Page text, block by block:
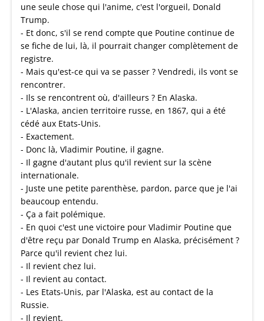
une seule chose qui l'anime, c'est l'orgueil, Donald
Trump.
- Et donc, s'il se rend compte que Poutine continue de
se fiche de lui, là, il pourrait changer complètement de
registre.
- Mais qu'est-ce qui va se passer ? Vendredi, ils vont se
rencontrer.
- Ils se rencontrent où, d'ailleurs ? En Alaska.
- L'Alaska, ancien territoire russe, en 1867, qui a été
cédé aux Etats-Unis.
- Exactement.
- Donc là, Vladimir Poutine, il gagne.
- Il gagne d'autant plus qu'il revient sur la scène
internationale.
- Juste une petite parenthèse, pardon, parce que je l'ai
beaucoup entendu.
- Ça a fait polémique.
- En quoi c'est une victoire pour Vladimir Poutine que
d'être reçu par Donald Trump en Alaska, précisément ?
Parce qu'il revient chez lui.
- Il revient chez lui.
- Il revient au contact.
- Les Etats-Unis, par l'Alaska, est au contact de la
Russie.
- Il revient.